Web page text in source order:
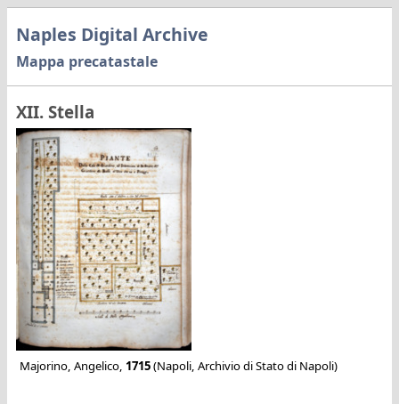
Naples Digital Archive
Mappa precatastale
XII. Stella
Majorino, Angelico, 1715(Napoli, Archivio di Stato di Napoli)